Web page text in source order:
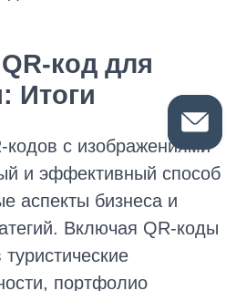
код для
Итоги
кодов с изображениями
и эффективный способ
аспекты бизнеса и
Включая QR-коды
портфолио